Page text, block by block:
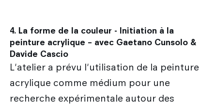
4. La forme de la couleur - Initiation à la
peinture acrylique – avec Gaetano Cunsolo &
Davide Cascio
L'atelier a prévu l'utilisation de la peinture
acrylique comme médium pour une
recherche expérimentale autour des